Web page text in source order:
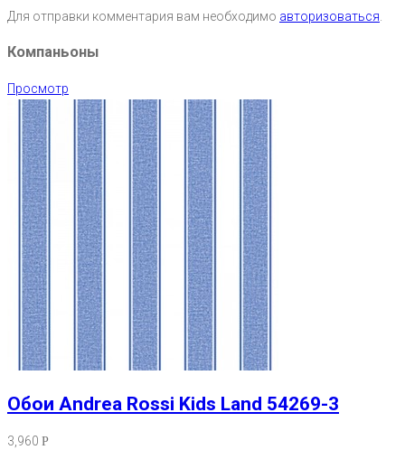
Для отправки комментария вам необходимо авторизоваться
Компаньоны
Просмотр
Обои Andrea Rossi Kids Land 54269-3
3,960 Р